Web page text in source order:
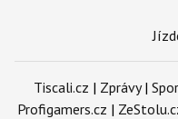
Tiscali.cz | Zprávy|
Profigamers.cz |